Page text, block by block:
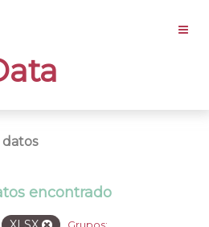
encontrado
Grupos: